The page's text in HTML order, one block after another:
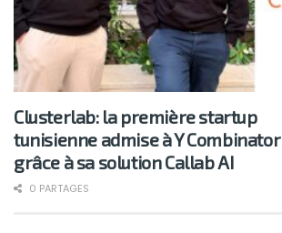
Clusterlab: la première startup
tunisienne admise à Y Combinator
grâce à sa solution Callab AI
0 PARTAGES